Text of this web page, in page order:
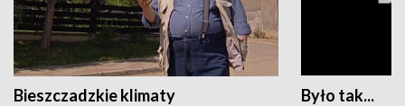
Bieszczadzkie klimaty Było tak...